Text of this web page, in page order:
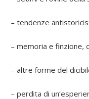
– tendenze
– memoria e finzione,
– altre forme del
– perdita di